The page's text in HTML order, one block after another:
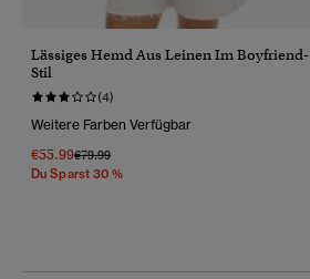
Lässiges Hemd Aus Leinen Im Boyfriend-
Stil
(4)
Weitere Farben Verfügbar
€55.99Preis Wurde Reduziert Von
€79.99Bis
Du Sparst 30 %